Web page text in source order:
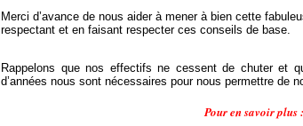
Merci d’avance de nous aider à mener à bien cette
respectant et en faisant respecter ces conseils de base.
Rappelons que nos effectifs ne cessent de chuter et
d’années nous sont nécessaires pour nous permettre de
Pour en savoir plus :